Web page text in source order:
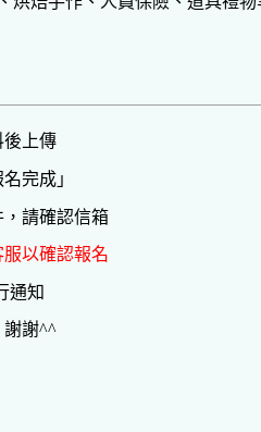
後上傳
完成」
請確認信箱
以確認報名
通知
謝謝^^